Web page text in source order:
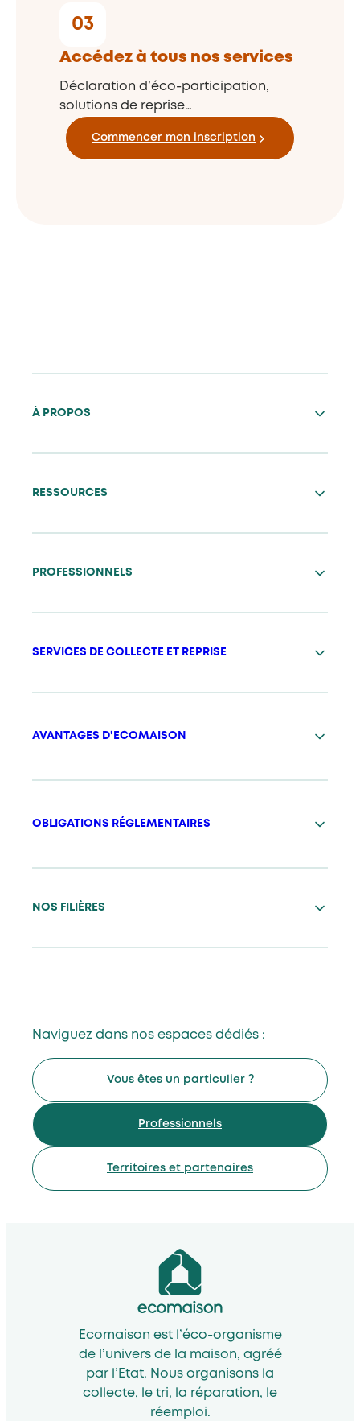
03
Accédez à tous nos services
Déclaration d’éco-participation,
solutions de reprise…
Commencer mon inscription
À PROPOS
RESSOURCES
PROFESSIONNELS
SERVICES DE COLLECTE ET REPRISE
AVANTAGES D’ECOMAISON
OBLIGATIONS RÉGLEMENTAIRES
NOS FILIÈRES
Naviguez dans nos espaces dédiés :
Vous êtes un particulier ?
Professionnels
Territoires et partenaires
Ecomaison est l’éco-organisme
de l’univers de la maison, agréé
par l’Etat. Nous organisons la
collecte, le tri, la réparation, le
réemploi.